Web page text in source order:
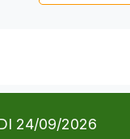
24/09/2026